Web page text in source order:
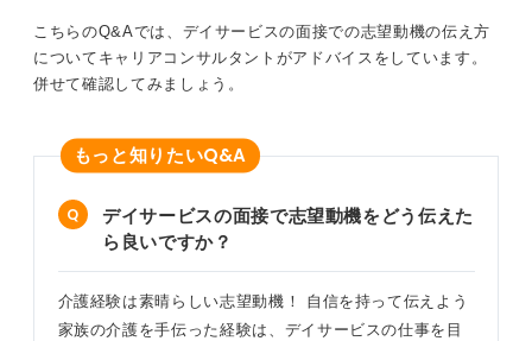
ほかの応募者と差を付けるためには、業界への深い理解
を示すことが有効です。もし時間に余裕があれば、事前
に介護保険制度や介護報酬に関する基礎知識を調べてお
「制度について何か知っていますか」と直接問われる場
面は少ないかもしれませんが、志望動機や自己PRにその
知識を織り交ぜることで、仕事への高い意欲と準備性を
アピールできます。
たとえば、「介護報酬改定の動向にも関心があり、事務
職として現場を支えることの重要性を感じています」と
一言添えるだけでも、熱意が伝わります。咄嗟の質問に
こちらのQ&Aでは、デイサービスの面接での志望動機の伝え方
についてキャリアコンサルタントがアドバイスをしています。
併せて確認してみましょう。
もっと知りたいQ&A
デイサービスの面接で志望動機をどう伝えた
ら良いですか？
介護経験は素晴らしい志望動機！ 自信を持って伝えよう
家族の介護を手伝った経験は、デイサービスの仕事を目